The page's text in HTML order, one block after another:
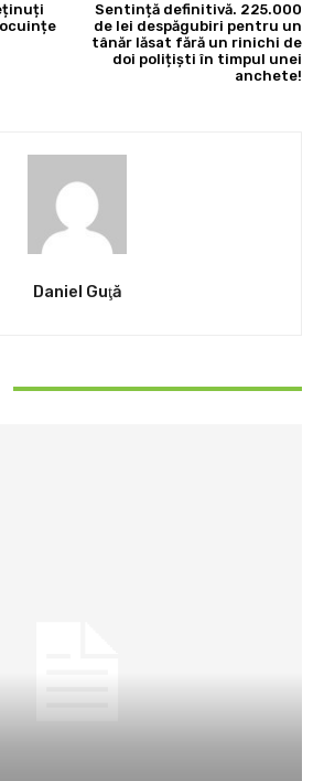
Sentință definitivă. 225.000
de lei despăgubiri pentru un
tânăr lăsat fără un rinichi de
doi polițiști în timpul unei
anchete!
Daniel Guţă